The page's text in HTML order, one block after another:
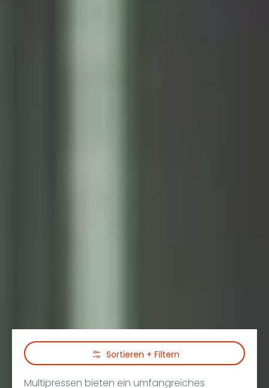
Zum Hauptinhalt springenSortieren + Filtern
Multipressen bieten ein umfangreiches